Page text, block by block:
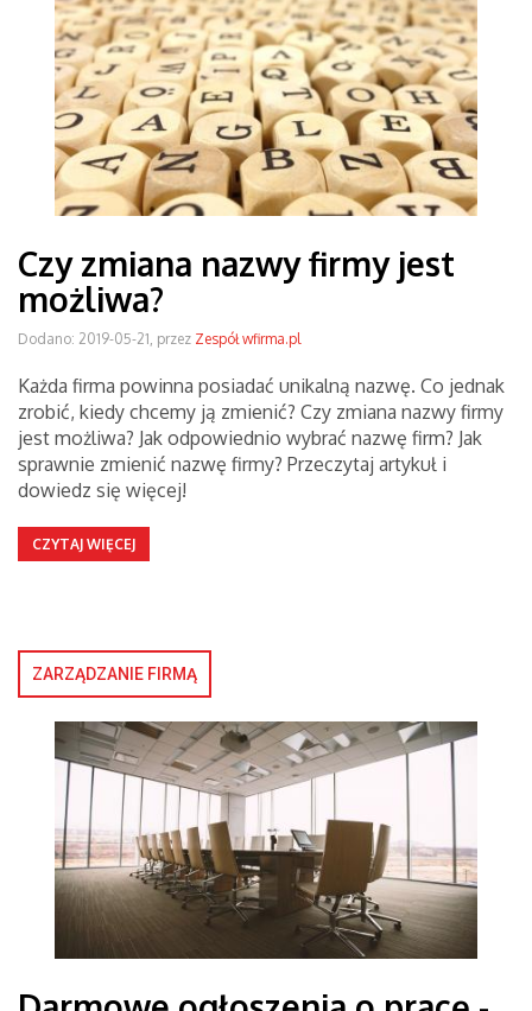
Czy zmiana nazwy firmy jest
możliwa?
Dodano: 2019-05-21, przez Zespół wfirma.pl
Każda firma powinna posiadać unikalną nazwę. Co jednak
zrobić, kiedy chcemy ją zmienić? Czy zmiana nazwy firmy
jest możliwa? Jak odpowiednio wybrać nazwę firm? Jak
sprawnie zmienić nazwę firmy? Przeczytaj artykuł i
dowiedz się więcej!
CZYTAJ WIĘCEJ
ZARZĄDZANIE FIRMĄ